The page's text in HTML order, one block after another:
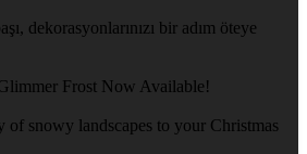
dekorasyonlarınızı bir adım öteye
Frost Now Available!
of snowy landscapes to your Christmas